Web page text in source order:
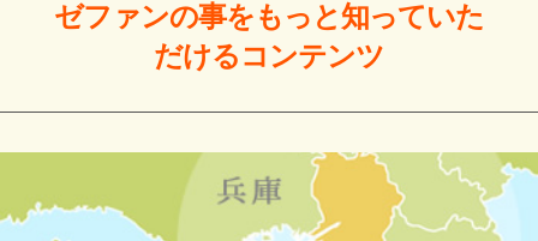
ゼファンの事をもっと知っていた
だけるコンテンツ